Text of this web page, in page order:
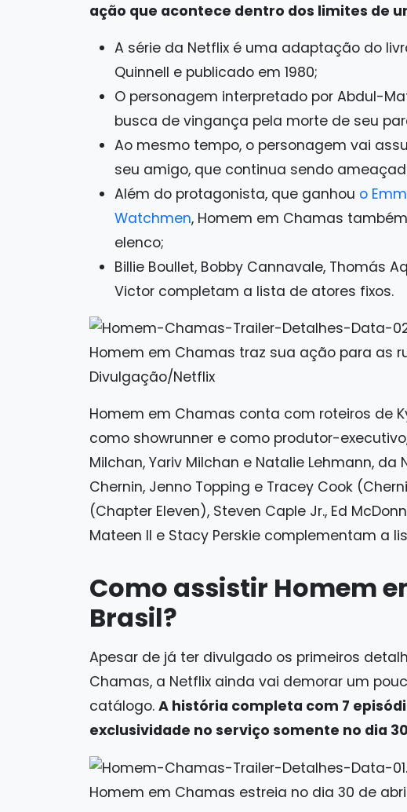
ação que acontece dentro dos limites de
A série da Netflix é uma adaptação do
Quinnell e publicado em 1980;
O personagem interpretado por Abdul-
busca de vingança pela morte de seu
Ao mesmo tempo, o personagem vai
seu amigo, que continua sendo
Além do protagonista, que ganhou o
Watchmen, Homem em Chamas
elenco;
Billie Boullet, Bobby Cannavale, Thomás
Victor completam a lista de atores fixos.
Homem em Chamas traz sua ação para as
Divulgação/Netflix
Homem em Chamas conta com roteiros de
como showrunner e como produtor-
Milchan, Yariv Milchan e Natalie Lehmann, da
Chernin, Jenno Topping e Tracey Cook
(Chapter Eleven), Steven Caple Jr., Ed
Mateen II e Stacy Perskie complementam a
Como assistir Homem
Brasil?
Apesar de já ter divulgado os primeiros
Chamas, a Netflix ainda vai demorar um
catálogo. A história completa com 7
exclusividade no serviço somente no dia
Homem em Chamas estreia no dia 30 de